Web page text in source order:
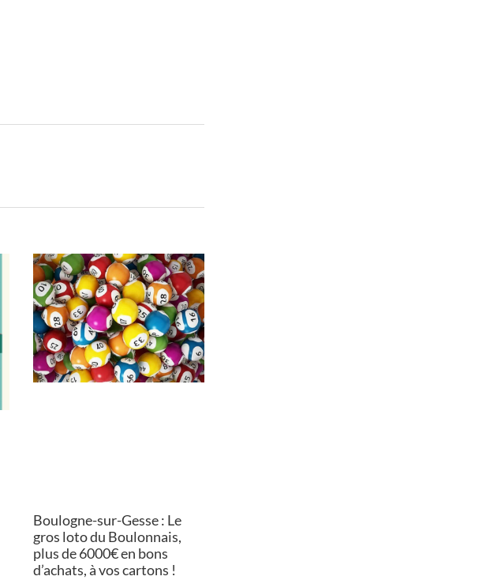
Boulogne-sur-Gesse : Le
gros loto du Boulonnais,
plus de 6000€ en bons
d’achats, à vos cartons !